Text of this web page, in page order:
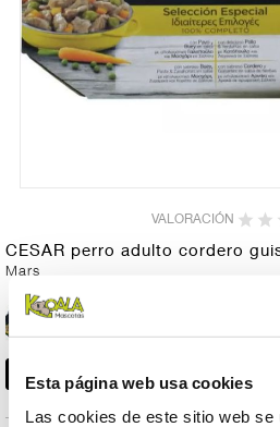
Esta página web usa cookies
Las cookies de este sitio web se
VALORACIÓN
CESAR perro adulto cordero
Mars
CESAR perro adulto
cordero guisante tarrina
4x150 gr